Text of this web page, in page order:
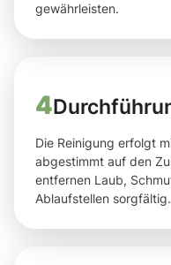
gewährleisten.
4
Die Reinigung erfolgt
abgestimmt auf den
entfernen Laub,
Ablaufstellen sorgfältig.